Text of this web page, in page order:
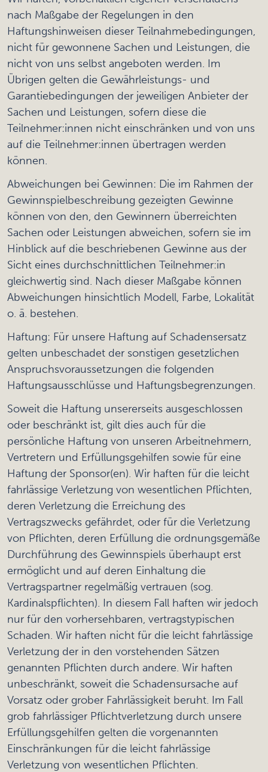
nach Maßgabe der Regelungen in den
Haftungshinweisen dieser Teilnahmebedingungen,
nicht für gewonnene Sachen und Leistungen, die
nicht von uns selbst angeboten werden. Im
Übrigen gelten die Gewährleistungs- und
Garantiebedingungen der jeweiligen Anbieter der
Sachen und Leistungen, sofern diese die
Teilnehmer:innen nicht einschränken und von uns
auf die Teilnehmer:innen übertragen werden
können.
Abweichungen bei Gewinnen: Die im Rahmen der
Gewinnspielbeschreibung gezeigten Gewinne
können von den, den Gewinnern überreichten
Sachen oder Leistungen abweichen, sofern sie im
Hinblick auf die beschriebenen Gewinne aus der
Sicht eines durchschnittlichen Teilnehmer:in
gleichwertig sind. Nach dieser Maßgabe können
Abweichungen hinsichtlich Modell, Farbe, Lokalität
o. ä. bestehen.
Haftung: Für unsere Haftung auf Schadensersatz
gelten unbeschadet der sonstigen gesetzlichen
Anspruchsvoraussetzungen die folgenden
Haftungsausschlüsse und Haftungsbegrenzungen.
Soweit die Haftung unsererseits ausgeschlossen
oder beschränkt ist, gilt dies auch für die
persönliche Haftung von unseren Arbeitnehmern,
Vertretern und Erfüllungsgehilfen sowie für eine
Haftung der Sponsor(en). Wir haften für die leicht
fahrlässige Verletzung von wesentlichen Pflichten,
deren Verletzung die Erreichung des
Vertragszwecks gefährdet, oder für die Verletzung
von Pflichten, deren Erfüllung die ordnungsgemäße
Durchführung des Gewinnspiels überhaupt erst
ermöglicht und auf deren Einhaltung die
Vertragspartner regelmäßig vertrauen (sog.
Kardinalspflichten). In diesem Fall haften wir jedoch
nur für den vorhersehbaren, vertragstypischen
Schaden. Wir haften nicht für die leicht fahrlässige
Verletzung der in den vorstehenden Sätzen
genannten Pflichten durch andere. Wir haften
unbeschränkt, soweit die Schadensursache auf
Vorsatz oder grober Fahrlässigkeit beruht. Im Fall
grob fahrlässiger Pflichtverletzung durch unsere
Erfüllungsgehilfen gelten die vorgenannten
Einschränkungen für die leicht fahrlässige
Verletzung von wesentlichen Pflichten.